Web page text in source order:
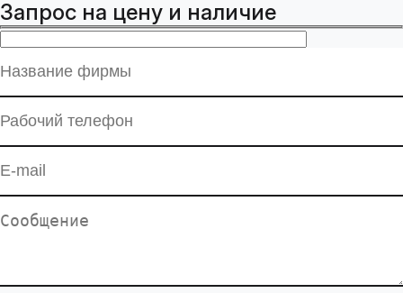
Запрос на цену и наличие